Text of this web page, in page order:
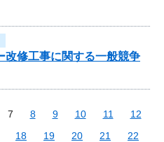
改修工事に関する一般競争
7 8 9 10 11
12
18 19 20 21
22